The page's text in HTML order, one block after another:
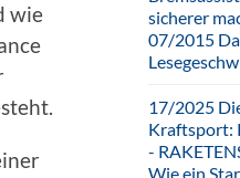
wie
sicherer
07/2015
17/2025
Kraftsport:
-
Wie ein